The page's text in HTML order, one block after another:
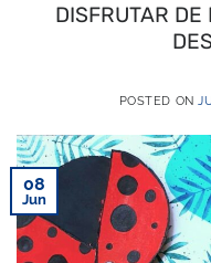
DISFRUTAR
POSTED ON
08
Jun